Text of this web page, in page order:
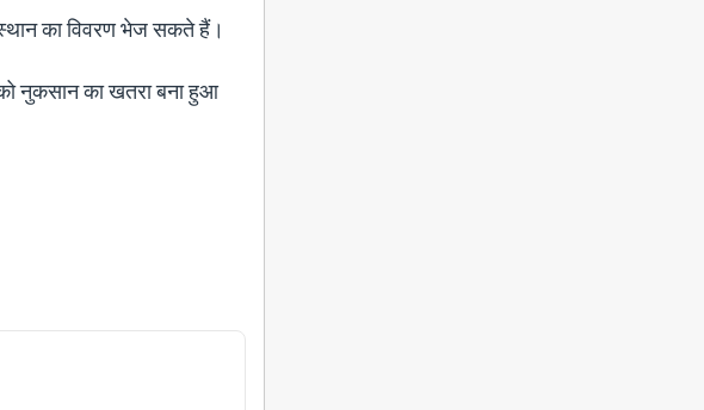
स्थान का विवरण भेज सकते हैं।
को नुकसान का खतरा बना हुआ